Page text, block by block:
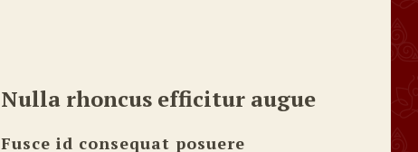
Nulla rhoncus efficitur augue
Fusce id consequat posuere